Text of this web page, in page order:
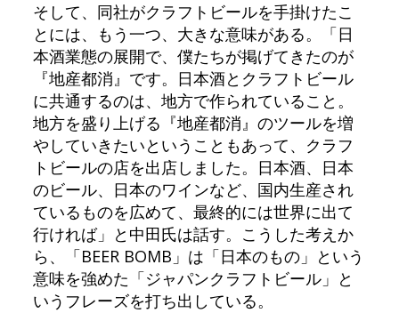
そして、同社がクラフトビールを手掛けたこ
とには、もう一つ、大きな意味がある。「日
本酒業態の展開で、僕たちが掲げてきたのが
『地産都消』です。日本酒とクラフトビール
に共通するのは、地方で作られていること。
地方を盛り上げる『地産都消』のツールを増
やしていきたいということもあって、クラフ
トビールの店を出店しました。日本酒、日本
のビール、日本のワインなど、国内生産され
ているものを広めて、最終的には世界に出て
行ければ」と中田氏は話す。こうした考えか
ら、「BEER BOMB」は「日本のもの」という
意味を強めた「ジャパンクラフトビール」と
いうフレーズを打ち出している。